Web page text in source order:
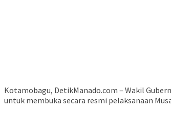
Kotamobagu, DetikManado.com – Wakil
untuk membuka secara resmi pelaksanaan